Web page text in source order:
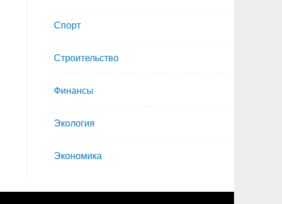
Спорт
Строительство
Финансы
Экология
Экономика